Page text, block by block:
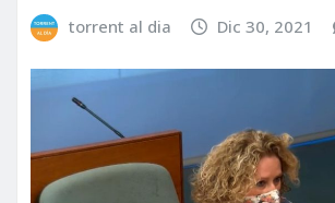
torrent al dia Dic 30, 2021